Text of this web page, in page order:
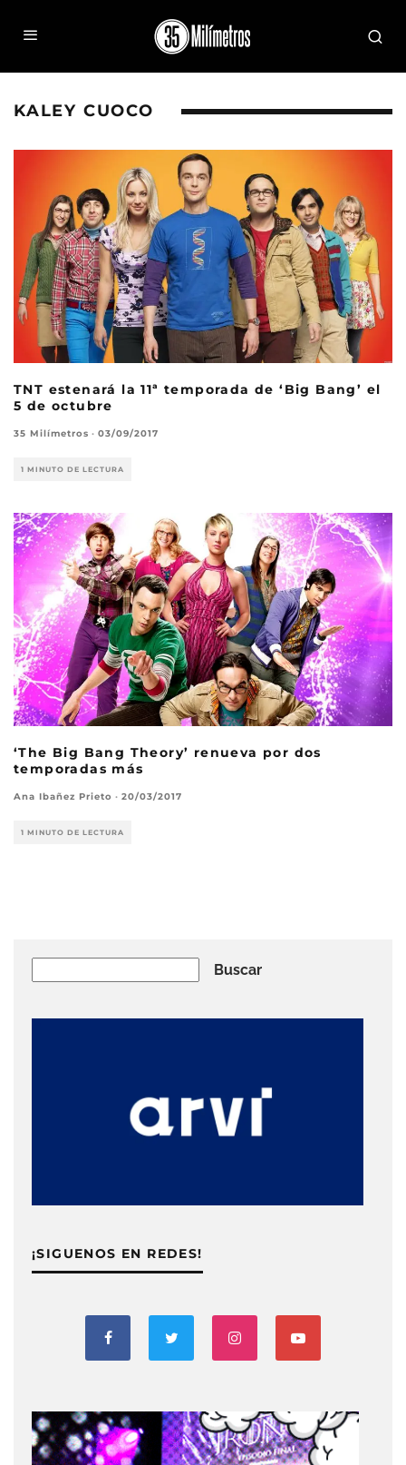
KALEY CUOCO
TNT estenará la 11ª temporada de ‘Big Bang’ el
5 de octubre
35 Milímetros · 03/09/2017
1 MINUTO DE LECTURA
‘The Big Bang Theory’ renueva por dos
temporadas más
Ana Ibañez Prieto · 20/03/2017
1 MINUTO DE LECTURA
Buscar
¡SIGUENOS EN REDES!